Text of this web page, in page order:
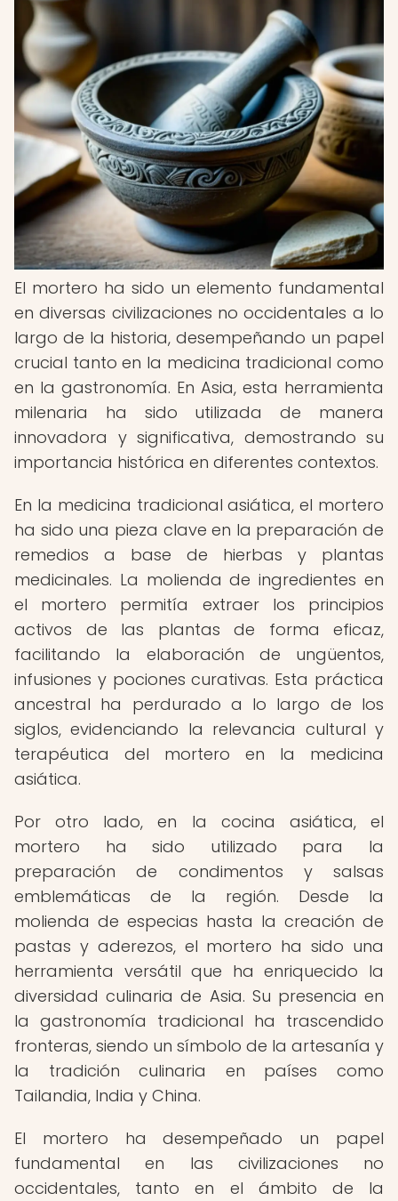
El mortero ha sido un elemento fundamental
en diversas civilizaciones no occidentales a lo
largo de la historia, desempeñando un papel
crucial tanto en la medicina tradicional como
en la gastronomía. En Asia, esta herramienta
milenaria ha sido utilizada de manera
innovadora y significativa, demostrando su
importancia histórica en diferentes contextos.
En la medicina tradicional asiática, el mortero
ha sido una pieza clave en la preparación de
remedios a base de hierbas y plantas
medicinales. La molienda de ingredientes en
el mortero permitía extraer los principios
activos de las plantas de forma eficaz,
facilitando la elaboración de ungüentos,
infusiones y pociones curativas. Esta práctica
ancestral ha perdurado a lo largo de los
siglos, evidenciando la relevancia cultural y
terapéutica del mortero en la medicina
asiática.
Por otro lado, en la cocina asiática, el
mortero ha sido utilizado para la
preparación de condimentos y salsas
emblemáticas de la región. Desde la
molienda de especias hasta la creación de
pastas y aderezos, el mortero ha sido una
herramienta versátil que ha enriquecido la
diversidad culinaria de Asia. Su presencia en
la gastronomía tradicional ha trascendido
fronteras, siendo un símbolo de la artesanía y
la tradición culinaria en países como
Tailandia, India y China.
El mortero ha desempeñado un papel
fundamental en las civilizaciones no
occidentales, tanto en el ámbito de la